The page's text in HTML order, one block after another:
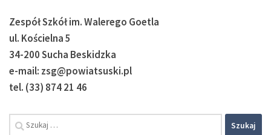
Zespół Szkół im. Walerego Goetla
ul. Kościelna 5
34-200 Sucha Beskidzka
e-mail: zsg@powiatsuski.pl
tel. (33) 874 21 46